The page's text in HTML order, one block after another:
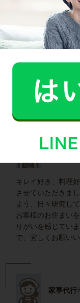
イ
南区で
家事代行
キレイ好き、料理
させていただきま
よう、日々研究して
お客様のお住まい
りがいを感じてい
で、宜しくお願いい
家事代行